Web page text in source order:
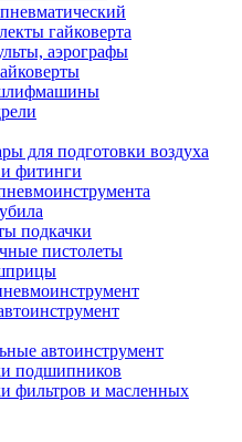
гайковерта
аэрографы
для подготовки воздуха
фитинги
подкачки
пистолеты
автоинструмент
подшипников
фильтров и масленных